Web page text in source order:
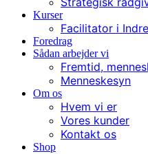
Kurser
Facilitator i
Foredrag
Sådan arbejder vi
Fremtid,
Menneskesyn
Om os
Hvem vi er
Vores kunder
Kontakt os
Shop